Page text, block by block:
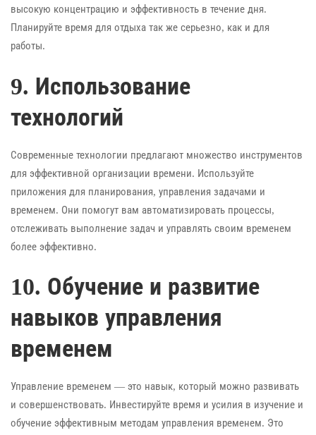
высокую концентрацию и эффективность в течение дня.
Планируйте время для отдыха так же серьезно, как и для
работы.
9. Использование
технологий
Современные технологии предлагают множество инструментов
для эффективной организации времени. Используйте
приложения для планирования, управления задачами и
временем. Они помогут вам автоматизировать процессы,
отслеживать выполнение задач и управлять своим временем
более эффективно.
10. Обучение и развитие
навыков управления
временем
Управление временем — это навык, который можно развивать
и совершенствовать. Инвестируйте время и усилия в изучение и
обучение эффективным методам управления временем. Это